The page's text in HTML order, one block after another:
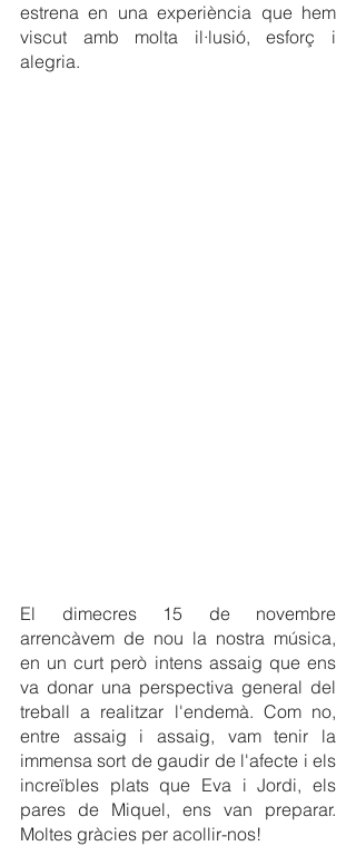
estrena en una experiència que hem
viscut amb molta il·lusió, esforç i
alegria.
El dimecres 15 de novembre
arrencàvem de nou la nostra música,
en un curt però intens assaig que ens
va donar una perspectiva general del
treball a realitzar l'endemà. Com no,
entre assaig i assaig, vam tenir la
immensa sort de gaudir de l'afecte i els
increïbles plats que Eva i Jordi, els
pares de Miquel, ens van preparar.
Moltes gràcies per acollir-nos!